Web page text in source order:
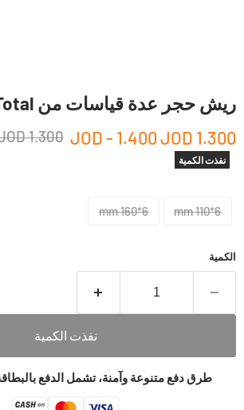
ريش حجر عدة قياسات من Total
1.300 JOD 1.300 JOD
- 1.400 JOD
نفذت الكمية
6*110 mm
6*160 mm
الكمية
نفذت الكمية
طرق دفع متنوعة وآمنة، تشمل الدفع